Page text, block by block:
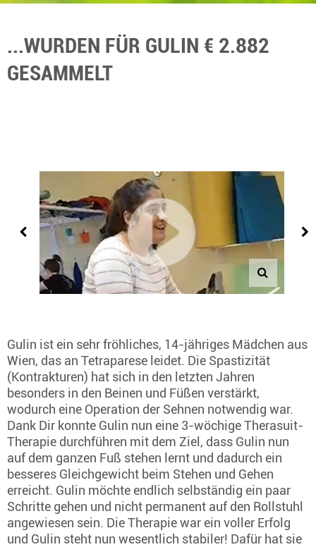
...WURDEN FÜR GULIN € 2.882
GESAMMELT
Gulin ist ein sehr fröhliches, 14-jähriges Mädchen aus
Wien, das an Tetraparese leidet. Die Spastizität
(Kontrakturen) hat sich in den letzten Jahren
besonders in den Beinen und Füßen verstärkt,
wodurch eine Operation der Sehnen notwendig war.
Dank Dir konnte Gulin nun eine 3-wöchige Therasuit-
Therapie durchführen mit dem Ziel, dass Gulin nun
auf dem ganzen Fuß stehen lernt und dadurch ein
besseres Gleichgewicht beim Stehen und Gehen
erreicht. Gulin möchte endlich selbständig ein paar
Schritte gehen und nicht permanent auf den Rollstuhl
angewiesen sein. Die Therapie war ein voller Erfolg
und Gulin steht nun wesentlich stabiler! Dafür hat sie